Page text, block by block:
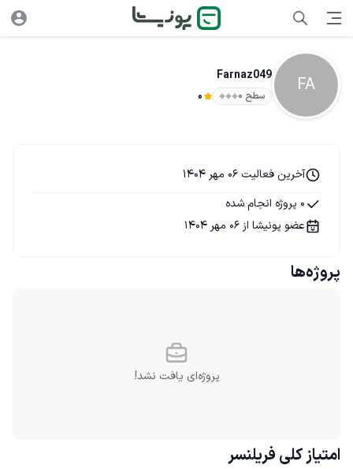
FA
Farnaz049
سطح ۰ 0
آخرین فعالیت 06 مهر 1404
0 پروژه انجام شده
عضو پونیشا از 06 مهر 1404
پروژه‌ها
پروژه‌ای یافت نشد!
امتیاز کلی فریلنسر